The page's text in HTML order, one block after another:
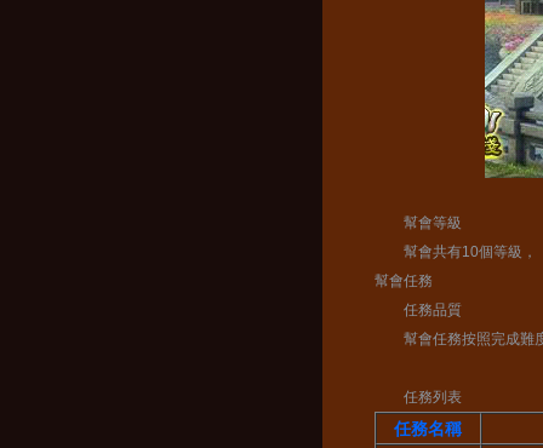
幫會等級
幫會共有10個等級，
幫會任務
任務品質
幫會任務按照完成難度
任務列表
任務名稱